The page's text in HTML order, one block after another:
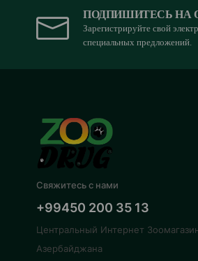
ПОДПИШИТЕСЬ НА
Зарегистрируйте свой
специальных предложений.
Свяжитесь с нами
+99450 200 35 13
Центральный Интернет
Азербайджана